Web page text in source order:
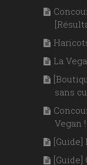
La
sans
Vegan
[Guide]